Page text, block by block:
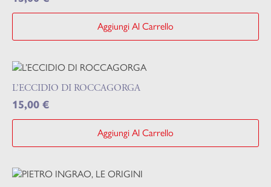
Aggiungi Al Carrello
L’ECCIDIO DI ROCCAGORGA
15,00 €
Aggiungi Al Carrello